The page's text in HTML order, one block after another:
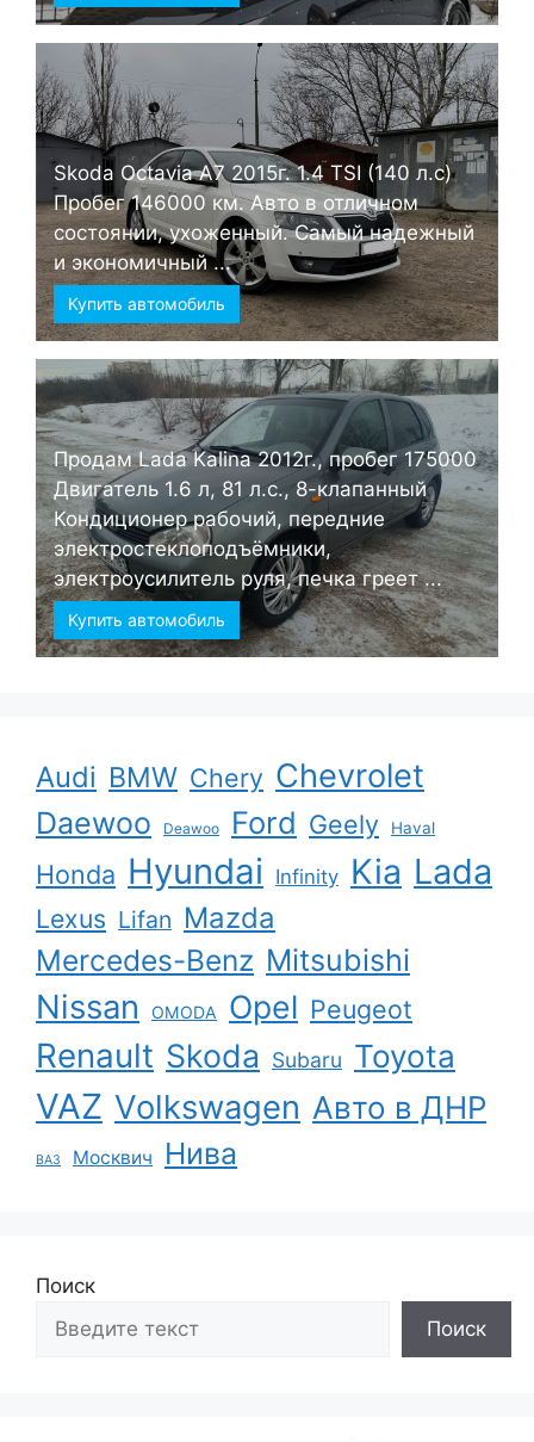
Skoda Octavia А7 2015г. 1.4 TSI (140 л.с)
Пробег 146000 км. Авто в отличном
состоянии, ухоженный. Самый надежный
и экономичный ...
Купить автомобиль
Продам Lada Kalina 2012г., пробег 175000
Двигатель 1.6 л, 81 л.с., 8-клапанный
Кондиционер рабочий, передние
электростеклоподъёмники,
электроусилитель руля, печка греет ...
Купить автомобиль
Audi BMW Chery Chevrolet
Daewoo Deawoo Ford Geely Haval
Honda Hyundai Infinity Kia Lada
Lexus Lifan Mazda
Mercedes-Benz Mitsubishi
Nissan OMODA Opel Peugeot
Renault Skoda Subaru Toyota
VAZ Volkswagen Авто в ДНР
ВАЗ Москвич Нива
Поиск
Поиск